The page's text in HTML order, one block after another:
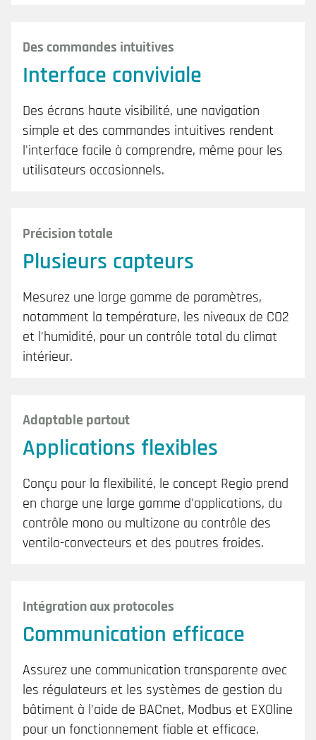
Des commandes intuitives
Interface conviviale
Des écrans haute visibilité, une navigation
simple et des commandes intuitives rendent
l'interface facile à comprendre, même pour les
utilisateurs occasionnels.
Précision totale
Plusieurs capteurs
Mesurez une large gamme de paramètres,
notamment la température, les niveaux de CO2
et l'humidité, pour un contrôle total du climat
intérieur.
Adaptable partout
Applications flexibles
Conçu pour la flexibilité, le concept Regio prend
en charge une large gamme d'applications, du
contrôle mono ou multizone au contrôle des
ventilo-convecteurs et des poutres froides.
Intégration aux protocoles
Communication efficace
Assurez une communication transparente avec
les régulateurs et les systèmes de gestion du
bâtiment à l'aide de BACnet, Modbus et EXOline
pour un fonctionnement fiable et efficace.